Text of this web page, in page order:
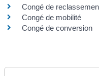
Congé de
Congé de mobilité
Congé de conversion